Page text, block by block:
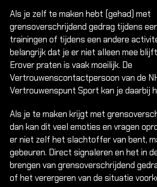
Als je zelf te maken hebt (gehad) met
grensoverschrijdend gedrag tijdens
trainingen of tijdens een andere
belangrijk dat je er niet alleen mee
Erover praten is vaak moeilijk. De
Vertrouwenscontactpersoon van de
Vertrouwenspunt Sport kan je daarbij
Als je te maken krijgt met
dan kan dit veel emoties en vragen
er niet zelf het slachtoffer van bent,
gebeuren. Direct signaleren en het in
brengen van grensoverschrijdend
of het verergeren van de situatie